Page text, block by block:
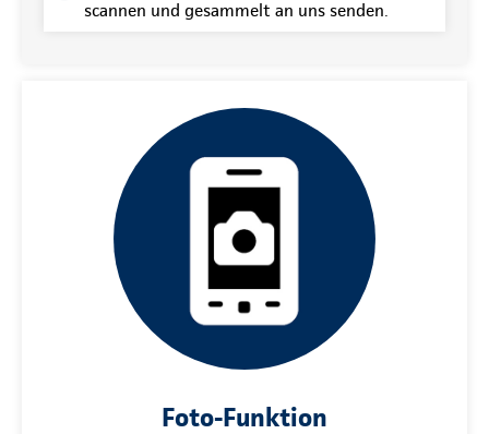
scannen und gesammelt an uns senden.
Foto-Funktion